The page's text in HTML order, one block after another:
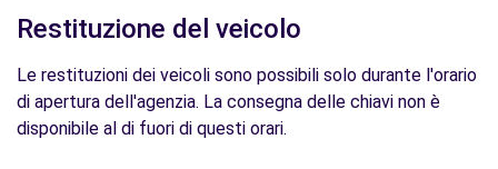
Restituzione del veicolo
Le restituzioni dei veicoli sono possibili solo durante l'orario
di apertura dell'agenzia. La consegna delle chiavi non è
disponibile al di fuori di questi orari.